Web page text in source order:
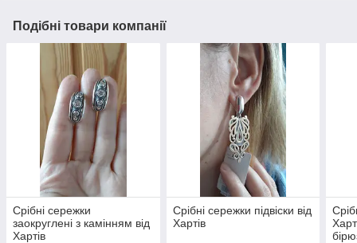
Подібні товари компанії
Срібні сережки
заокруглені з камінням від
Хартів
Срібні сережки підвіски від
Хартів